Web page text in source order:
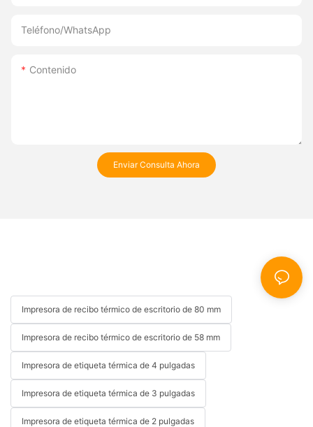
Teléfono/WhatsApp
Contenido
Enviar Consulta Ahora
Impresora de recibo térmico de escritorio de 80 mm
Impresora de recibo térmico de escritorio de 58 mm
Impresora de etiqueta térmica de 4 pulgadas
Impresora de etiqueta térmica de 3 pulgadas
Impresora de etiqueta térmica de 2 pulgadas